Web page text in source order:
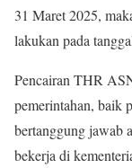
31 Maret 2025,
lakukan pada
Pencairan THR
pemerintahan, baik
bertanggung jawab
bekerja di